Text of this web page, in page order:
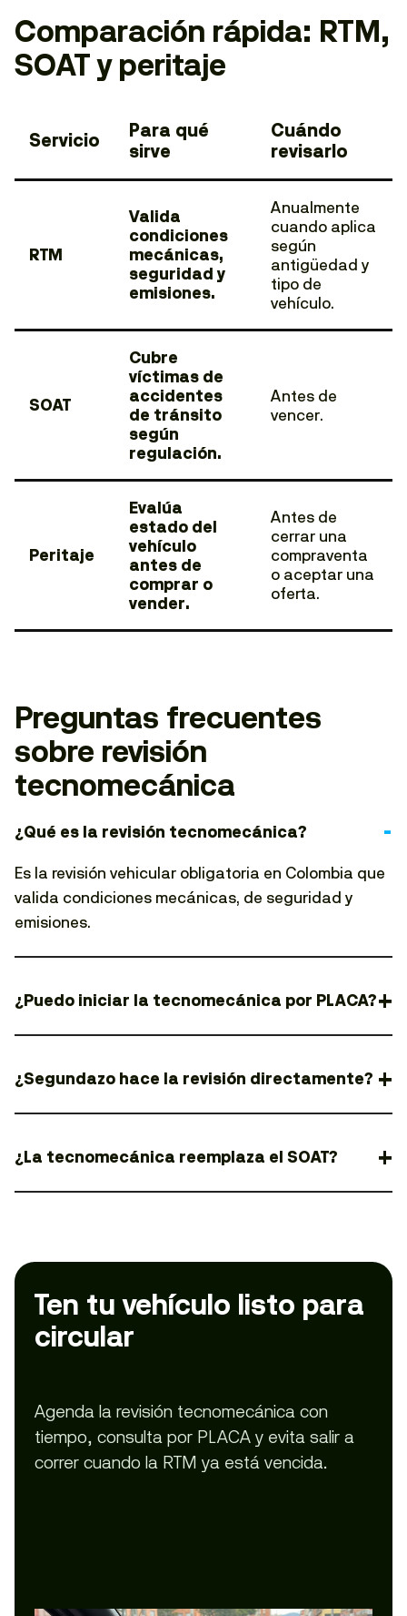
Comparación rápida: RTM,
SOAT y peritaje
Servicio
Para qué
sirve
Cuándo
revisarlo
RTM
Valida
condiciones
mecánicas,
seguridad y
emisiones.
Anualmente
cuando aplica
según
antigüedad y
tipo de
vehículo.
SOAT
Cubre
víctimas de
accidentes
de tránsito
según
regulación.
Antes de
vencer.
Peritaje
Evalúa
estado del
vehículo
antes de
comprar o
vender.
Antes de
cerrar una
compraventa
o aceptar una
oferta.
Preguntas frecuentes
sobre revisión
tecnomecánica
¿Qué es la revisión tecnomecánica?
Es la revisión vehicular obligatoria en Colombia que
valida condiciones mecánicas, de seguridad y
emisiones.
¿Puedo iniciar la tecnomecánica por PLACA?
¿Segundazo hace la revisión directamente?
¿La tecnomecánica reemplaza el SOAT?
Ten tu vehículo listo para
circular
Agenda la revisión tecnomecánica con
tiempo, consulta por PLACA y evita salir a
correr cuando la RTM ya está vencida.